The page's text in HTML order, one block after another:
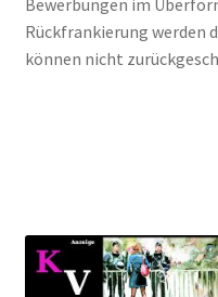
Bewerbungen im
Rückfrankierung werden
können nicht